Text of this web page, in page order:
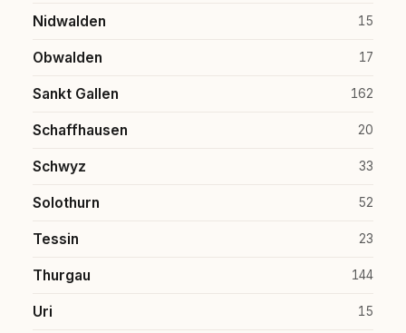
Nidwalden 15
Obwalden 17
Sankt Gallen 162
Schaffhausen 20
Schwyz 33
Solothurn 52
Tessin 23
Thurgau 144
Uri 15